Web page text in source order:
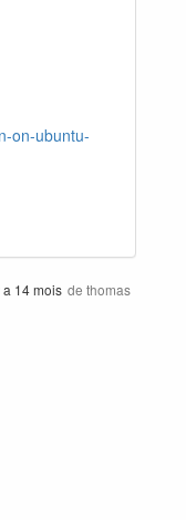
on-ubuntu-
a 14 mois de thomas